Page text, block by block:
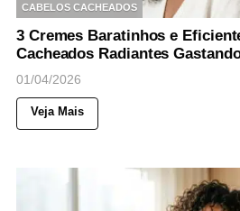
CABELOS CACHEADOS
3 Cremes Baratinhos e
Cacheados Radiantes
01/04/2026
Veja Mais